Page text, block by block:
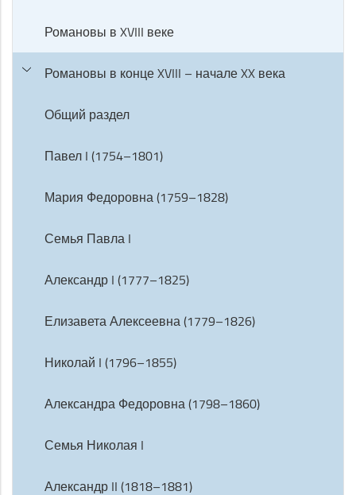
Романовы в XVIII веке
Романовы в конце XVIII – начале XX века
Общий раздел
Павел I (1754–1801)
Мария Федоровна (1759–1828)
Семья Павла I
Александр I (1777–1825)
Елизавета Алексеевна (1779–1826)
Николай I (1796–1855)
Александра Федоровна (1798–1860)
Семья Николая I
Александр II (1818–1881)